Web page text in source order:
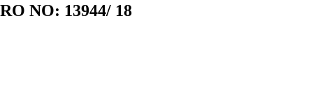
RO NO: 13944/ 18